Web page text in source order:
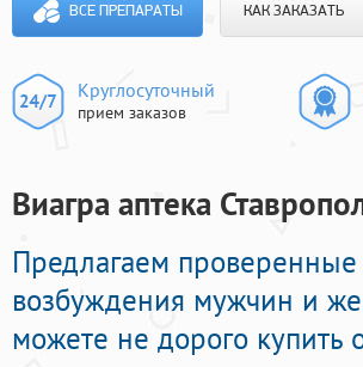
ВСЕ ПРЕПАРАТЫ КАК ЗАКАЗАТЬ
Круглосуточный
прием заказов
Виагра аптека
Предлагаем
возбуждения мужчин и
можете не дорого купить